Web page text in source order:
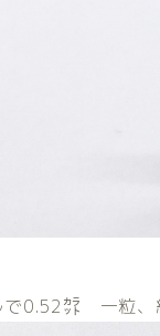
0.52㌌ 一粒、